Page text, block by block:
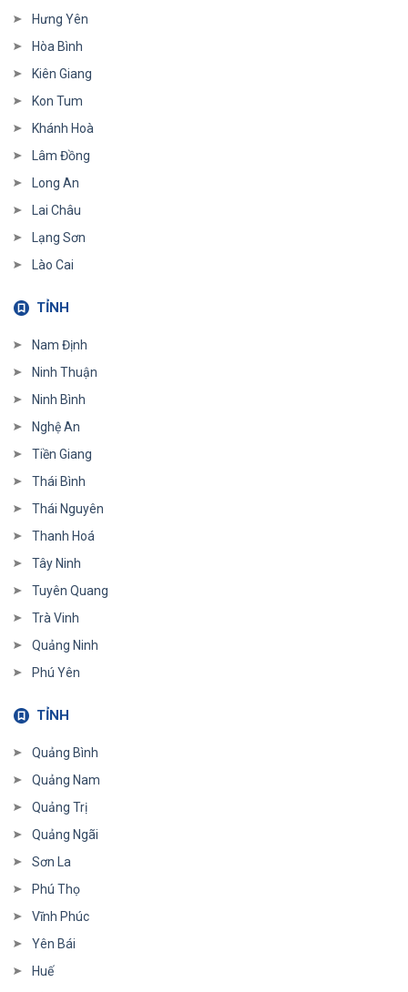
Hưng Yên
Hòa Bình
Kiên Giang
Kon Tum
Khánh Hoà
Lâm Đồng
Long An
Lai Châu
Lạng Sơn
Lào Cai
TỈNH
Nam Định
Ninh Thuận
Ninh Bình
Nghệ An
Tiền Giang
Thái Bình
Thái Nguyên
Thanh Hoá
Tây Ninh
Tuyên Quang
Trà Vinh
Quảng Ninh
Phú Yên
TỈNH
Quảng Bình
Quảng Nam
Quảng Trị
Quảng Ngãi
Sơn La
Phú Thọ
Vĩnh Phúc
Yên Bái
Huế